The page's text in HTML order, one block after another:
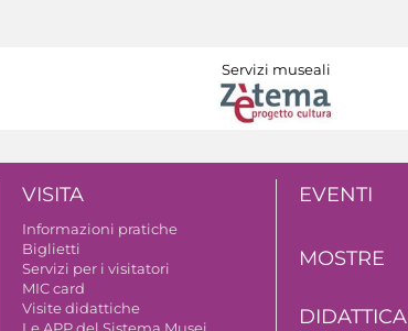
Servizi museali
VISITA
Informazioni pratiche
Biglietti
Servizi per i visitatori
MIC card
Visite didattiche
EVENTI
MOSTRE
DIDATTICA